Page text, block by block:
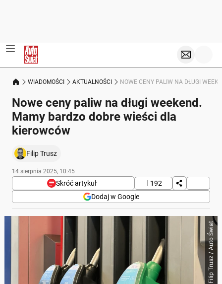
WIADOMOŚCI AKTUALNOŚCI NOWE CENY PALIW NA DŁUGI
Nowe ceny paliw na długi weekend.
Mamy bardzo dobre wieści dla
kierowców
Filip Trusz
14 sierpnia 2025, 10:45
Skróć artykuł
192
Dodaj w Google
Poniżej streszczenie artykułu:
Ceny paliw w Polsce spadły przed długim
weekendem, co przynosi oszczędności dla
kierowców.
Średnie ceny paliw to: benzyna Pb95 - 5,79 zł/l, olej
napędowy - 5,97 zł/l, autogaz - 2,61 zł/l.
Filip Trusz / Auto Świat